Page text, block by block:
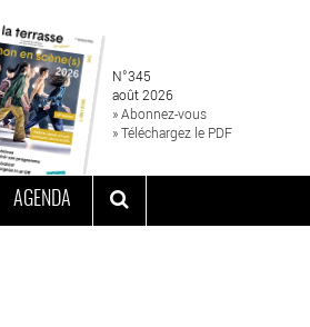
N°345
août 2026
» Abonnez-vous
» Téléchargez le PDF
AGENDA